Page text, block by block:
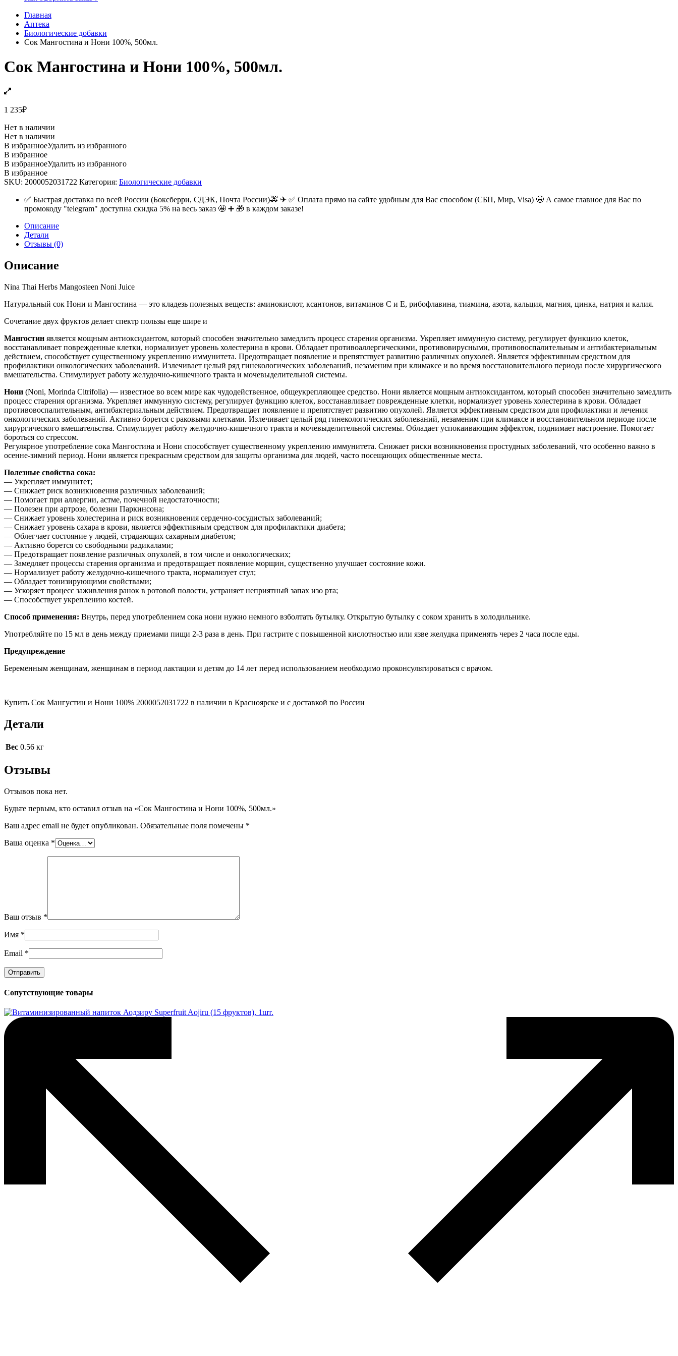
Главная
Аптека
Биологические добавки
Сок Мангостина и Нони 100%, 500мл.
Сок Мангостина и Нони 100%, 500мл.
1 235₽
Нет в наличии
Нет в наличии
В избранноеУдалить из избранного
В избранное
В избранноеУдалить из избранного
В избранное
SKU: 2000052031722 Категория: Биологические добавки
✅ Быстрая доставка по всей России (Боксберри, СДЭК, Почта России)🚕 ✈ ✅ Оплата прямо на сайте удобным для Вас способом (СБП, Мир, Visa) 🤩 А самое главное для Вас по
промокоду "telegram" доступна скидка 5% на весь заказ 🤩 ➕ 🎁 в каждом заказе!
Описание
Детали
Отзывы (0)
Описание
Nina Thai Herbs Mangosteen Noni Juice
Натуральный сок Нони и Мангостина — это кладезь полезных веществ: аминокислот, ксантонов, витаминов С и Е, рибофлавина, тиамина, азота, кальция, магния, цинка, натрия и калия.
Сочетание двух фруктов делает спектр пользы еще шире и
Мангостин является мощным антиоксидантом, который способен значительно замедлить процесс старения организма. Укрепляет иммунную систему, регулирует функцию клеток,
восстанавливает поврежденные клетки, нормализует уровень холестерина в крови. Обладает противоаллергическими, противовирусными, противовоспалительным и антибактериальным
действием, способствует существенному укреплению иммунитета. Предотвращает появление и препятствует развитию различных опухолей. Является эффективным средством для
профилактики онкологических заболеваний. Излечивает целый ряд гинекологических заболеваний, незаменим при климаксе и во время восстановительного периода после хирургического
вмешательства. Стимулирует работу желудочно-кишечного тракта и мочевыделительной системы.
Нони (Noni, Morinda Citrifolia) — известное во всем мире как чудодейственное, общеукрепляющее средство. Нони является мощным антиоксидантом, который способен значительно замедлить
процесс старения организма. Укрепляет иммунную систему, регулирует функцию клеток, восстанавливает поврежденные клетки, нормализует уровень холестерина в крови. Обладает
противовоспалительным, антибактериальным действием. Предотвращает появление и препятствует развитию опухолей. Является эффективным средством для профилактики и лечения
онкологических заболеваний. Активно борется с раковыми клетками. Излечивает целый ряд гинекологических заболеваний, незаменим при климаксе и восстановительном периоде после
хирургического вмешательства. Стимулирует работу желудочно-кишечного тракта и мочевыделительной системы. Обладает успокаивающим эффектом, поднимает настроение. Помогает
бороться со стрессом.
Регулярное употребление сока Мангостина и Нони способствует существенному укреплению иммунитета. Снижает риски возникновения простудных заболеваний, что особенно важно в
осенне-зимний период. Нони является прекрасным средством для защиты организма для людей, часто посещающих общественные места.
Полезные свойства сока:
— Укрепляет иммунитет;
— Cнижает риск возникновения различных заболеваний;
— Помогает при аллергии, астме, почечной недостаточности;
— Полезен при артрозе, болезни Паркинсона;
— Cнижает уровень холестерина и риск возникновения сердечно-сосудистых заболеваний;
— Снижает уровень сахара в крови, является эффективным средством для профилактики диабета;
— Облегчает состояние у людей, страдающих сахарным диабетом;
— Активно борется со свободными радикалами;
— Предотвращает появление различных опухолей, в том числе и онкологических;
— Замедляет процессы старения организма и предотвращает появление морщин, существенно улучшает состояние кожи.
— Нормализует работу желудочно-кишечного тракта, нормализует стул;
— Обладает тонизирующими свойствами;
— Ускоряет процесс заживления ранок в ротовой полости, устраняет неприятный запах изо рта;
— Способствует укреплению костей.
Способ применения: Внутрь, перед употреблением сока нони нужно немного взболтать бутылку. Открытую бутылку с соком хранить в холодильнике.
Употребляйте по 15 мл в день между приемами пищи 2-3 раза в день. При гастрите с повышенной кислотностью или язве желудка применять через 2 часа после еды.
Предупреждение
Беременным женщинам, женщинам в период лактации и детям до 14 лет перед использованием необходимо проконсультироваться с врачом.
Купить Сок Мангустин и Нони 100% 2000052031722 в наличии в Красноярске и с доставкой по России
Детали
Вес 0.56 кг
Отзывы
Отзывов пока нет.
Будьте первым, кто оставил отзыв на «Сок Мангостина и Нони 100%, 500мл.»
Ваш адрес email не будет опубликован. Обязательные поля помечены *
Ваша оценка *
Ваш отзыв *
Имя *
Email *
Сопутствующие товары